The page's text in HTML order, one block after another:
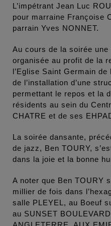
L’impétrant Jean Luc
pour marraine Françoise
parrain Yves NONNET.
Au cours de la soirée
organisée au profit de la
l’Eglise Saint Germain de
de l’installation d’une
permettant le repos et la
résidents au sein du
CHATRE et de ses
La soirée dansante,
de jazz, Ben TOURY,
dans la joie et la bonne
A noter que Ben TOURY
millier de fois dans
salle PLEYEL, au Boeuf
au SUNSET